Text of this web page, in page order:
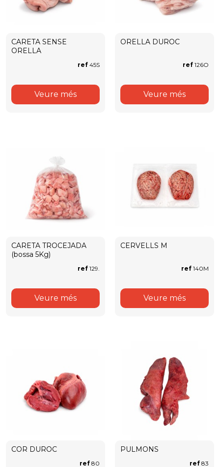
CARETA SENSE
ORELLA
ref 45S
Veure més
ORELLA DUROC
ref 126O
Veure més
CARETA TROCEJADA
(bossa 5Kg)
ref 129.
Veure més
CERVELLS M
ref 140M
Veure més
COR DUROC
ref 80
PULMONS
ref 83